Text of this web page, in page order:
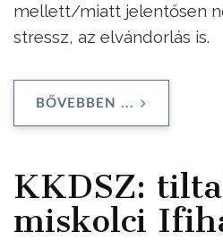
mellett/miatt jelentősen
stressz, az elvándorlás is.
BŐVEBBEN ...
KKDSZ:
miskolci